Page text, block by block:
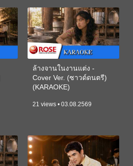
ล้างจานในงานแต่ง -
Cover Ver. (ซาวด์ดนตรี)
(KARAOKE)
21 views • 03.08.2569